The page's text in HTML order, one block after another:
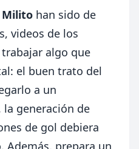
Milito han sido de
videos de los
algo que
el buen trato del
a un
la generación de
de gol debiera